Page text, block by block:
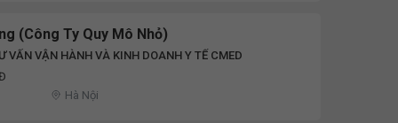
(Công Ty Quy Mô Nhỏ)
VẤN VẬN HÀNH VÀ KINH DOANH Y TẾ CMED
Hà Nội